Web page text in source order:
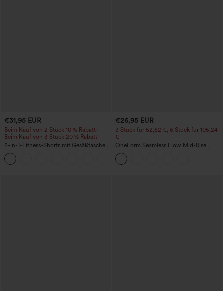
€31,95 EUR
Beim Kauf von 2 Stück 10 % Rabatt |
Beim Kauf von 3 Stück 20 % Rabatt
2-in-1-Fitness-Shorts mit Gesäßtasche
und seitlicher versteckter Tasche 6,3 cm
€26,95 EUR
3 Stück für 52,62 €, 6 Stück für 105,24
€
OneForm Seamless Flow Mid-Rise
Yoga-Leggings - mittelhoher Bund,
bauchformend und mit Po-Lifting-
Effekt